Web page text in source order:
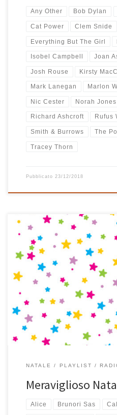
Any Other Bob Dylan
Cat Power Clem Snide
Everything But The Girl
Isobel Campbell Joan
Josh Rouse Kirsty
Mark Lanegan Marlon
Nic Cester Norah Jones
Richard Ashcroft Rufus
Smith & Burrows The
Tracey Thorn
Pubblicato 23/12/2018
In tanti anni di playlist natalizie
compongo una tutta di musica
caso, partendo da un brano al
dal titolo Natale in campagna ed
precisa idea in mente fino […]
NATALE PLAYLIST
Meraviglioso
Alice Brunori Sas